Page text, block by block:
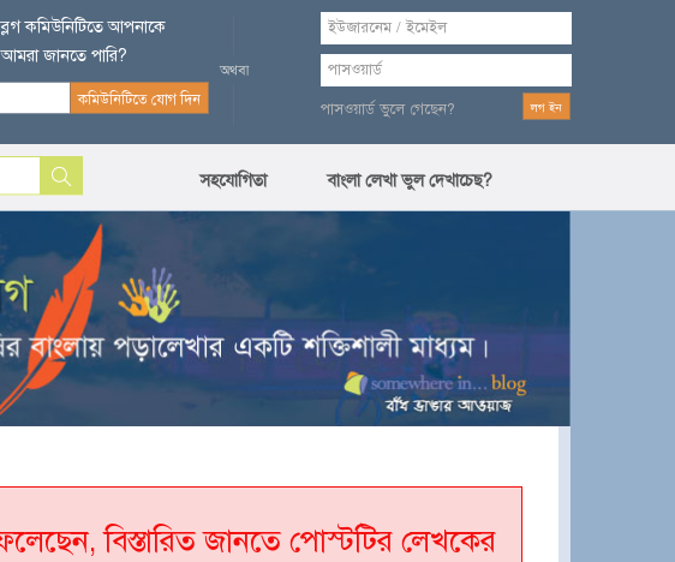
কমিউনিটিতে আপনাকে
জানতে পারি?
পাসওয়ার্ড ভুলে গেছেন?
সহযোগিতা বাংলা লেখা ভুল দেখাচেছ?
বিস্তারিত জানতে পোস্টটির লেখকের